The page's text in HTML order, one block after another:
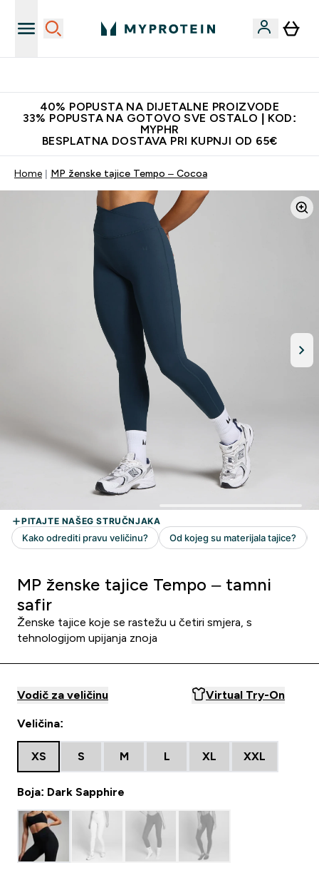
40% POPUSTA NA DIJETALNE PROIZVODE
33% POPUSTA NA GOTOVO SVE OSTALO | KOD:
MYPHR
BESPLATNA DOSTAVA PRI KUPNJI OD 65€
Home MP ženske tajice Tempo – Cocoa
MP ženske tajice Tempo – tamni
safir
Ženske tajice koje se rastežu u četiri smjera, s
tehnologijom upijanja znoja
Vodič za veličinu Virtual Try-On
Veličina:
XS S M L XL XXL
Boja: Dark Sapphire